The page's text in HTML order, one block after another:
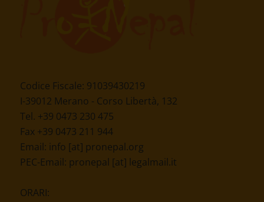
Codice Fiscale: 91039430219
I-39012 Merano - Corso Libertà, 132
Tel. +39 0473 230 475
Fax +39 0473 211 944
Email: info [at] pronepal.org
PEC-Email: pronepal [at] legalmail.it
ORARI: